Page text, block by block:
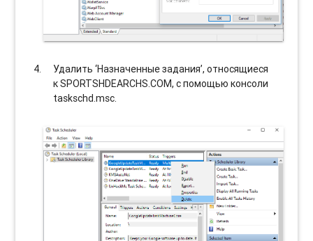
Удалить ‘Назначенные задания’, относящиеся
к SPORTSHDEARCHS.COM, с помощью консоли
taskschd.msc.